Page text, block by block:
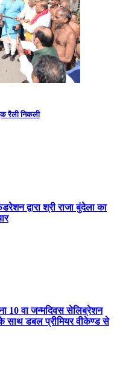
रैली निकली
द्वारा श्री राजा बुंदेला का
10 वा जन्मदिवस सेलिब्रेशन
डबल प्रीमियर वीकेण्ड से